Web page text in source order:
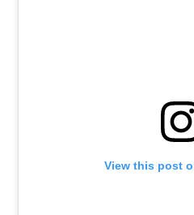
View this post